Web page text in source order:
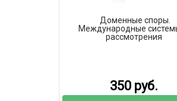
Доменные споры.
Международные
рассмотрения
350 руб.